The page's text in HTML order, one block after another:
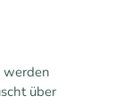
werden
über